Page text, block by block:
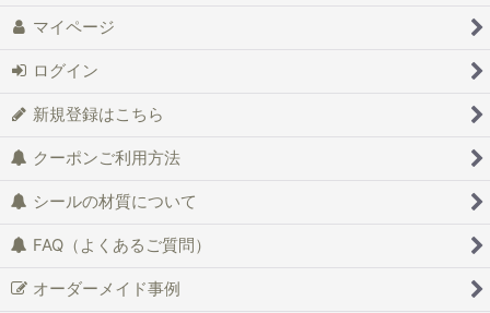
マイページ
ログイン
新規登録はこちら
クーポンご利用方法
シールの材質について
FAQ（よくあるご質問）
オーダーメイド事例